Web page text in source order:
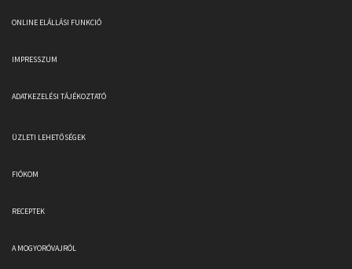
ONLINE ELÁLLÁSI FUNKCIÓ
IMPRESSZUM
ADATKEZELÉSI TÁJÉKOZTATÓ
ÜZLETI LEHETŐSÉGEK
FIÓKOM
RECEPTEK
A MOGYORÓVAJRÓL